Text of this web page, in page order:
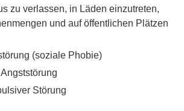
zu verlassen, in Läden einzutreten,
und auf öffentlichen Plätzen
(soziale Phobie)
Störung